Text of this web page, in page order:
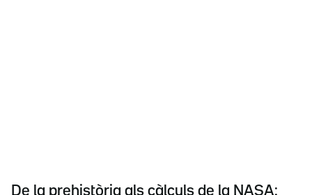
De la prehistòria als càlculs de la NASA: